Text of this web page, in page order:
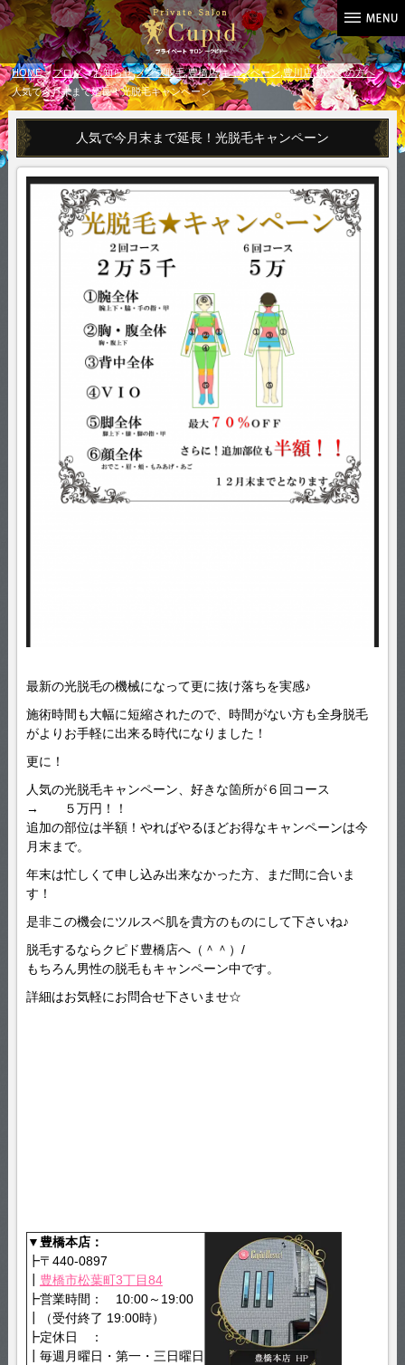
HOME>ブログ>お知らせ,メンズ脱毛,豊橋店,キャンペーン,豊川店,初めての方へ>
人気で今月末まで延長！光脱毛キャンペーン
人気で今月末まで延長！光脱毛キャンペーン
最新の光脱毛の機械になって更に抜け落ちを実感♪
施術時間も大幅に短縮されたので、時間がない方も全身脱毛
がよりお手軽に出来る時代になりました！
更に！
人気の光脱毛キャンペーン、好きな箇所が６回コース
→ ５万円！！
追加の部位は半額！やればやるほどお得なキャンペーンは今
月末まで。
年末は忙しくて申し込み出来なかった方、まだ間に合いま
す！
是非この機会にツルスベ肌を貴方のものにして下さいね♪
脱毛するならクピド豊橋店へ（＾＾）/
もちろん男性の脱毛もキャンペーン中です。
詳細はお気軽にお問合せ下さいませ☆
▼豊橋本店：
┣〒440-0897
豊橋市松葉町3丁目84
┣営業時間： 10:00～19:00
┃（受付終了 19:00時）
┣定休日 ：
┃毎週月曜日・第一・三日曜日